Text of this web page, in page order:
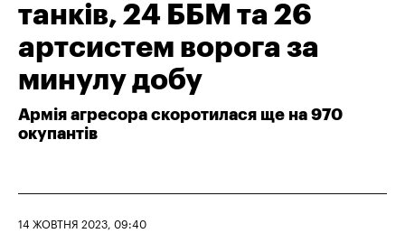
танків, 24 ББМ та 26
артсистем ворога за
минулу добу
Армія агресора скоротилася ще на 970
окупантів
14 ЖОВТНЯ 2023, 09:40